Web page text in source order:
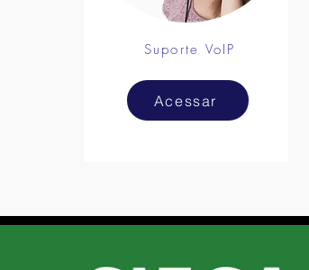
Suporte VoIP
Acessar